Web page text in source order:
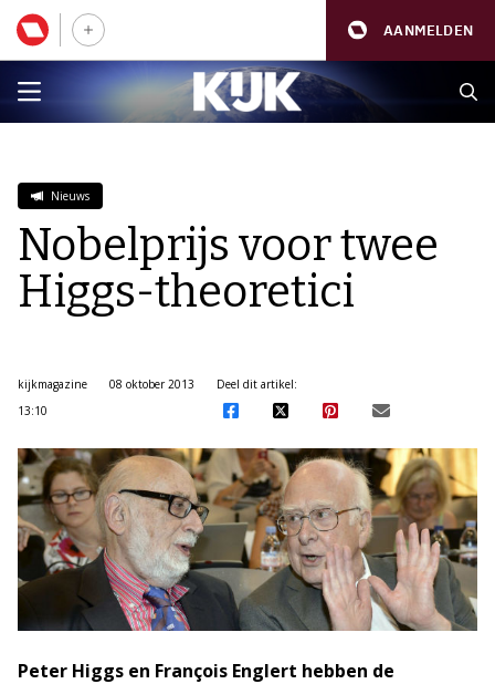
AANMELDEN
Nieuws
Nobelprijs voor twee
Higgs-theoretici
kijkmagazine
08 oktober 2013
13:10
Deel dit artikel:
Peter Higgs en François Englert hebben de